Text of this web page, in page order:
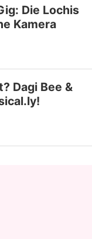
Die Lochis
Kamera
Dagi Bee &